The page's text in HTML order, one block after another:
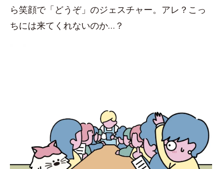
ら笑顔で「どうぞ」のジェスチャー。アレ？こっ
ちには来てくれないのか…？